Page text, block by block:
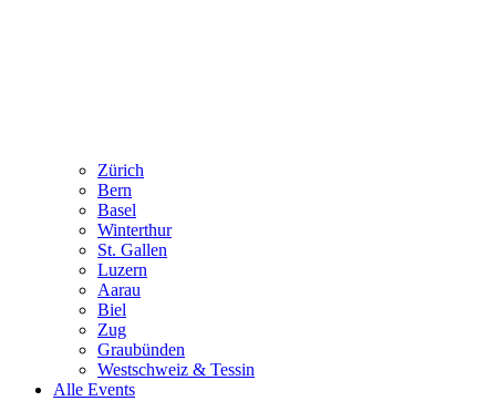
Zürich
Bern
Basel
Winterthur
St. Gallen
Luzern
Aarau
Biel
Zug
Graubünden
Westschweiz & Tessin
Alle Events